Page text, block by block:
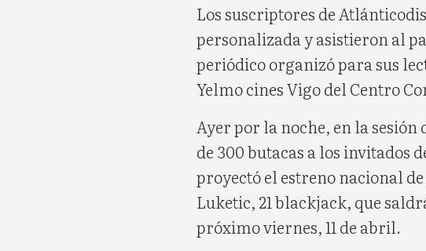
Los suscriptores de
personalizada y asistieron al
periódico organizó para sus
Yelmo cines Vigo del Centro
Ayer por la noche, en la sesión
de 300 butacas a los invitados
proyectó el estreno nacional
Luketic, 21 blackjack, que
próximo viernes, 11 de abril.